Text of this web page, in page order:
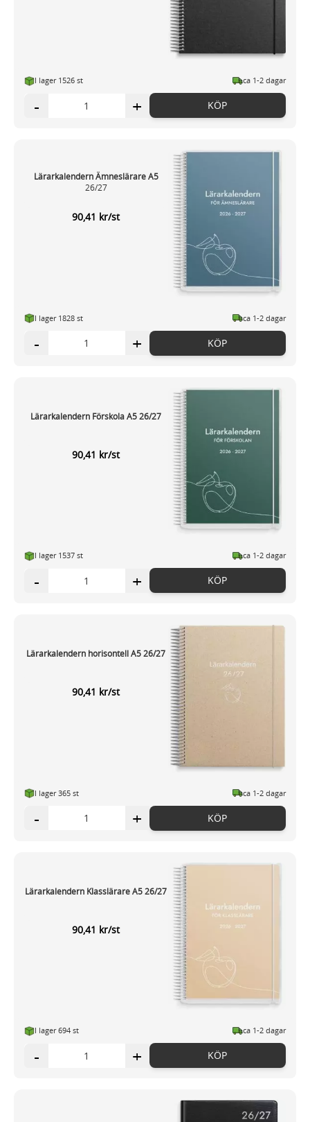
I lager 1526 st ca 1-2 dagar
- + KÖP
Lärarkalendern Ämneslärare A5
26/27
90,41 kr/st
I lager 1828 st ca 1-2 dagar
- + KÖP
Lärarkalendern Förskola A5 26/27
90,41 kr/st
I lager 1537 st ca 1-2 dagar
- + KÖP
Lärarkalendern horisontell A5 26/27
90,41 kr/st
I lager 365 st ca 1-2 dagar
- + KÖP
Lärarkalendern Klasslärare A5 26/27
90,41 kr/st
I lager 694 st ca 1-2 dagar
- + KÖP